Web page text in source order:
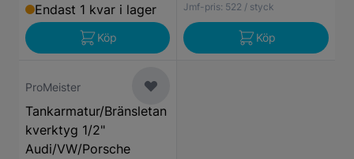
Endast 1 kvar i lager
Köp
Jmf-pris: 522 / styck
Köp
ProMeister
Tankarmatur/Bränsletan
kverktyg 1/2"
Audi/VW/Porsche